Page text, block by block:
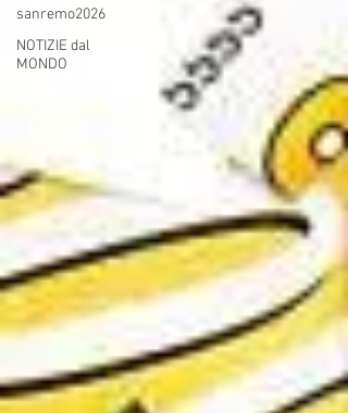
sanremo2026
NOTIZIE dal
MONDO